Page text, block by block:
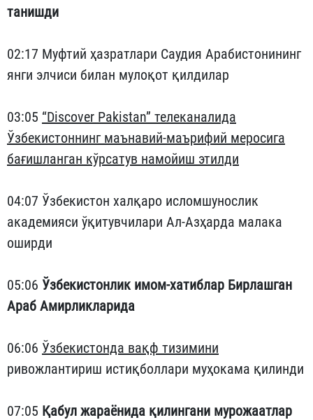
танишди
02:17 Муфтий ҳазратлари Саудия Арабистонининг
янги элчиси билан мулоқот қилдилар
03:05 “Discover Pakistan” телеканалида
Ўзбекистоннинг маънавий-маърифий меросига
бағишланган кўрсатув намойиш этилди
04:07 Ўзбекистон халқаро исломшунослик
академияси ўқитувчилари Ал-Азҳарда малака
оширди
05:06 Ўзбекистонлик имом-хатиблар Бирлашган
Араб Амирликларида
06:06 Ўзбекистонда вақф тизимини
ривожлантириш истиқболлари муҳокама қилинди
07:05 Қабул жараёнида қилингани мурожаатлар